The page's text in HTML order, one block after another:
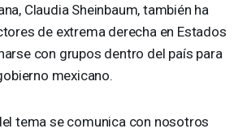
Claudia Sheinbaum, también ha
de extrema derecha en Estados
con grupos dentro del país para
mexicano.
tema se comunica con nosotros